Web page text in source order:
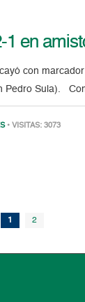
1 en
con
Pedro Sula).
• VISITAS: 3073
1 2